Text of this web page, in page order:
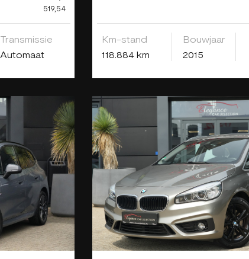
519,54
Transmissie
Automaat
Km-stand
118.884 km
Bouwjaar
2015